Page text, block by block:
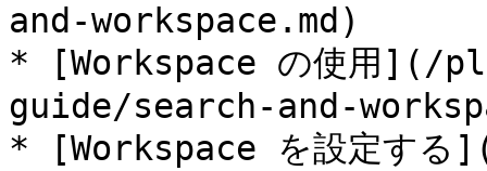
and-workspace.md)
* [Workspace の使用](/
guide/search-and-
* [Workspace を設定す